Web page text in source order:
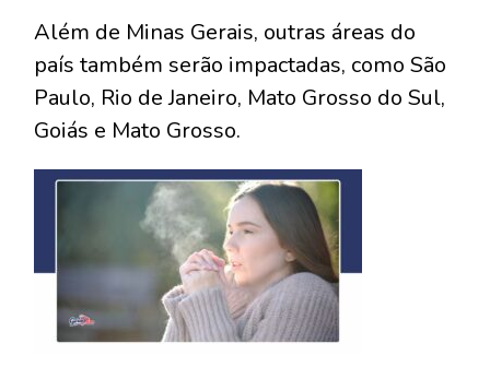
Além de Minas Gerais, outras áreas do
país também serão impactadas, como São
Paulo, Rio de Janeiro, Mato Grosso do Sul,
Goiás e Mato Grosso.